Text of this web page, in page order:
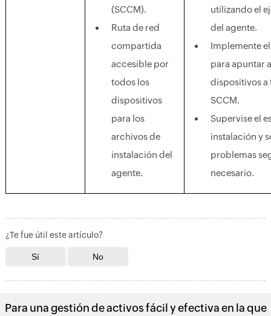
(SCCM).
Ruta de red
compartida
accesible por
todos los
dispositivos
para los
archivos de
instalación del
agente.
utilizando el
del agente.
Implemente
para apuntar
dispositivos a
SCCM.
Supervise el
instalación y
problemas
necesario.
¿Te fue útil este artículo?
Para una gestión de activos fácil y efectiva en la que